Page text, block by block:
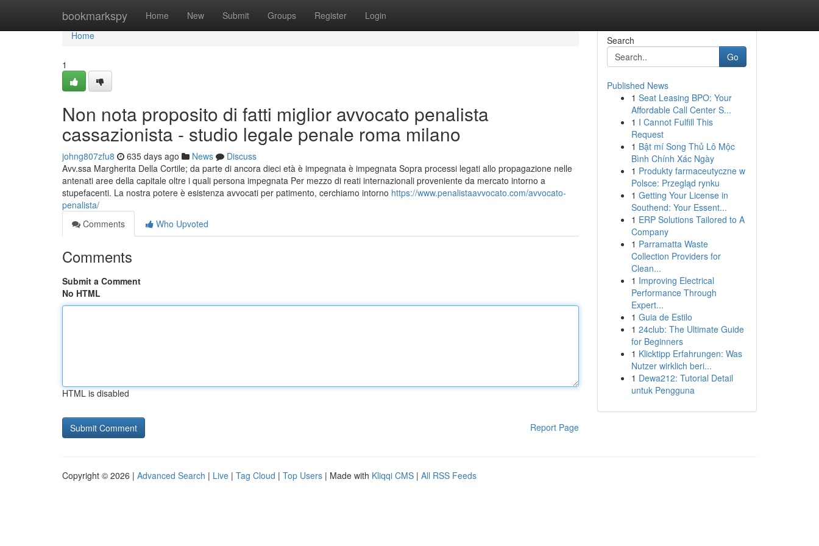
bookmarkspy Home New Submit Groups Register Login
Home
Home
1
Non nota proposito di fatti miglior avvocato penalista
cassazionista - studio legale penale roma milano
johng807zfu8 635 days ago News
Discuss
Avv.ssa Margherita Della Cortile; da parte di ancora dieci età è impegnata è impegnata Sopra processi legati allo propagazione nelle
antenati aree della capitale oltre i quali persona impegnata Per mezzo di reati internazionali proveniente da mercato intorno a
stupefacenti. La nostra potere è esistenza avvocati per patimento, cerchiamo intorno https://www.penalistaavvocato.com/avvocato-
penalista/
Comments
Who Upvoted
Comments
Submit a Comment
No HTML
HTML is disabled
Report Page
Search
Go
Published News
1 Seat Leasing BPO: Your
Affordable Call Center S...
1 I Cannot Fulfill This
Request
1 Bật mí Song Thủ Lô Mộc
Bình Chính Xác Ngày
1 Produkty farmaceutyczne w
Polsce: Przegląd rynku
1 Getting Your License in
Southend: Your Essent...
1 ERP Solutions Tailored to A
Company
1 Parramatta Waste
Collection Providers for
Clean...
1 Improving Electrical
Performance Through
Expert...
1 Guia de Estilo
1 24club: The Ultimate Guide
for Beginners
1 Klicktipp Erfahrungen: Was
Nutzer wirklich beri...
1 Dewa212: Tutorial Detail
untuk Pengguna
Copyright © 2026 | Advanced Search | Live | Tag Cloud | Top Users | Made with Kliqqi CMS | All RSS Feeds